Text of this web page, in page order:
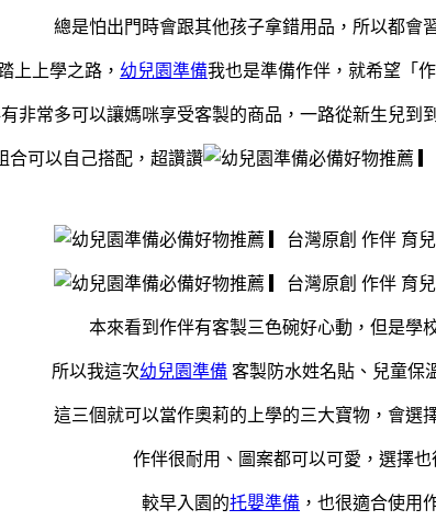
總是怕出門時會跟其他孩子拿錯用品，所以都會
上上學之路， 幼兒園準備我也是準備作伴，就希望「
非常多可以讓媽咪享受客製的商品，一路從新生兒到
合可以自己搭配，超讚讚
本來看到作伴有客製三色碗好心動，但是學
所以我這次幼兒園準備 客製防水姓名貼、兒童保
這三個就可以當作奧莉的上學的三大寶物，會選
作伴很耐用、圖案都可以可愛，選擇也
較早入園的托嬰準備 ，也很適合使用